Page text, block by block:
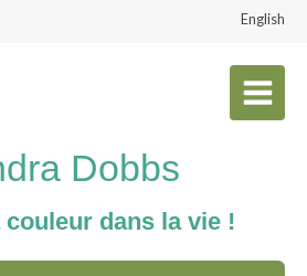
English
Dobbs
dans la vie !